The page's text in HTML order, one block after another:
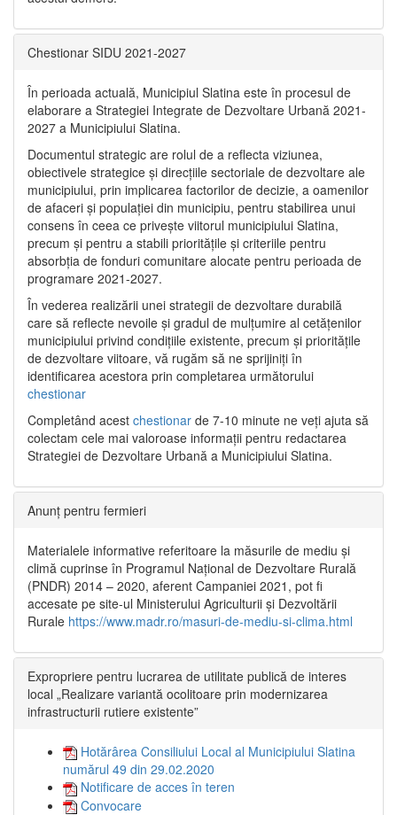
Chestionar SIDU 2021-2027
În perioada actuală, Municipiul Slatina este în procesul de
elaborare a Strategiei Integrate de Dezvoltare Urbană 2021‐
2027 a Municipiului Slatina.
Documentul strategic are rolul de a reflecta viziunea,
obiectivele strategice și direcțiile sectoriale de dezvoltare ale
municipiului, prin implicarea factorilor de decizie, a oamenilor
de afaceri și populației din municipiu, pentru stabilirea unui
consens în ceea ce privește viitorul municipiului Slatina,
precum și pentru a stabili prioritățile și criteriile pentru
absorbția de fonduri comunitare alocate pentru perioada de
programare 2021-2027.
În vederea realizării unei strategii de dezvoltare durabilă
care să reflecte nevoile și gradul de mulțumire al cetățenilor
municipiului privind condițiile existente, precum și prioritățile
de dezvoltare viitoare, vă rugăm să ne sprijiniți în
identificarea acestora prin completarea următorului
chestionar
Completând acest chestionar de 7-10 minute ne veți ajuta să
colectam cele mai valoroase informații pentru redactarea
Strategiei de Dezvoltare Urbană a Municipiului Slatina.
Anunț pentru fermieri
Materialele informative referitoare la măsurile de mediu și
climă cuprinse în Programul Național de Dezvoltare Rurală
(PNDR) 2014 – 2020, aferent Campaniei 2021, pot fi
accesate pe site-ul Ministerului Agriculturii și Dezvoltării
Rurale https://www.madr.ro/masuri-de-mediu-si-clima.html
Expropriere pentru lucrarea de utilitate publică de interes
local „Realizare variantă ocolitoare prin modernizarea
infrastructurii rutiere existente”
Hotărârea Consiliului Local al Municipiului Slatina
numărul 49 din 29.02.2020
Notificare de acces în teren
Convocare